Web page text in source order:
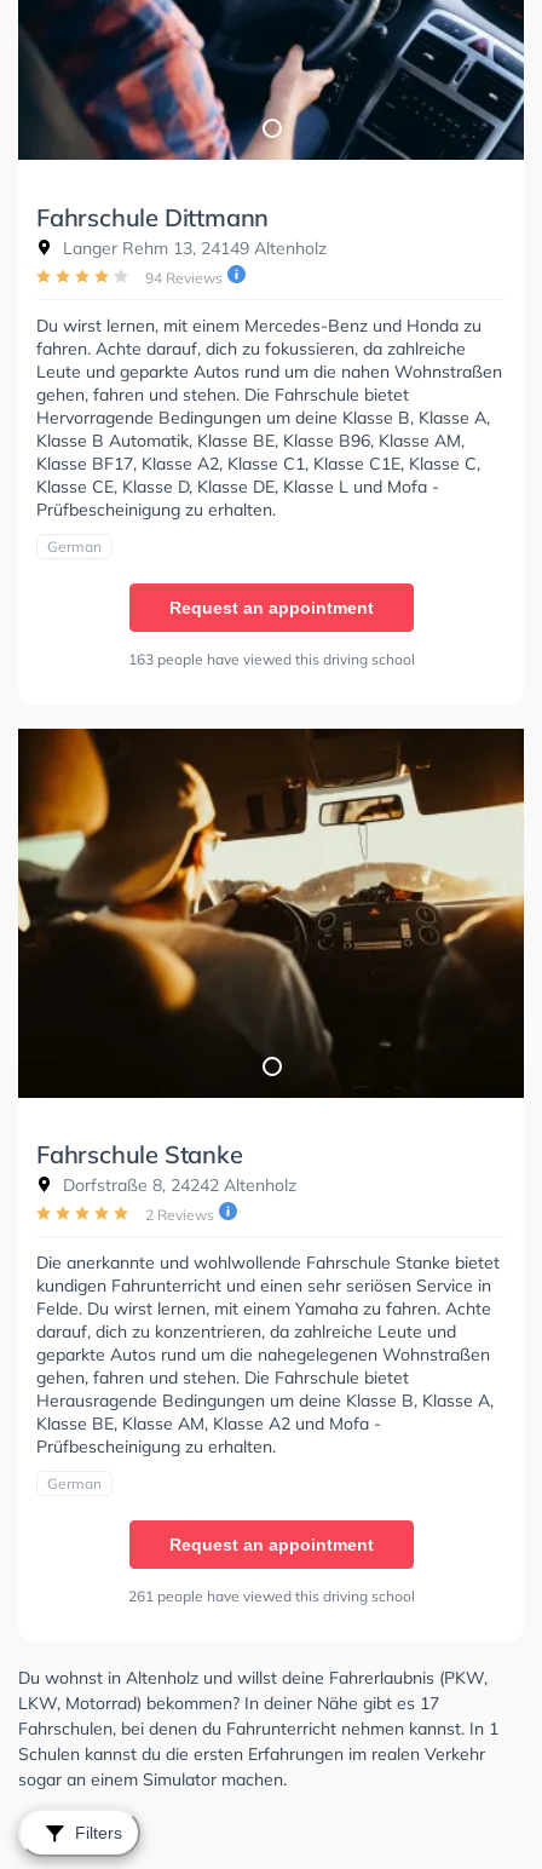
Filters
Fahrschule Dittmann
Langer Rehm 13, 24149 Altenholz
94 Reviews
Du wirst lernen, mit einem Mercedes-Benz und Honda zu
fahren. Achte darauf, dich zu fokussieren, da zahlreiche
Leute und geparkte Autos rund um die nahen Wohnstraßen
gehen, fahren und stehen. Die Fahrschule bietet
Hervorragende Bedingungen um deine Klasse B, Klasse A,
Klasse B Automatik, Klasse BE, Klasse B96, Klasse AM,
Klasse BF17, Klasse A2, Klasse C1, Klasse C1E, Klasse C,
Klasse CE, Klasse D, Klasse DE, Klasse L und Mofa -
Prüfbescheinigung zu erhalten.
German
Request an appointment
163 people have viewed this driving school
Fahrschule Stanke
Dorfstraße 8, 24242 Altenholz
2 Reviews
Die anerkannte und wohlwollende Fahrschule Stanke bietet
kundigen Fahrunterricht und einen sehr seriösen Service in
Felde. Du wirst lernen, mit einem Yamaha zu fahren. Achte
darauf, dich zu konzentrieren, da zahlreiche Leute und
geparkte Autos rund um die nahegelegenen Wohnstraßen
gehen, fahren und stehen. Die Fahrschule bietet
Herausragende Bedingungen um deine Klasse B, Klasse A,
Klasse BE, Klasse AM, Klasse A2 und Mofa -
Prüfbescheinigung zu erhalten.
German
Request an appointment
261 people have viewed this driving school
Du wohnst in Altenholz und willst deine Fahrerlaubnis (PKW,
LKW, Motorrad) bekommen? In deiner Nähe gibt es 17
Fahrschulen, bei denen du Fahrunterricht nehmen kannst. In 1
Schulen kannst du die ersten Erfahrungen im realen Verkehr
sogar an einem Simulator machen.